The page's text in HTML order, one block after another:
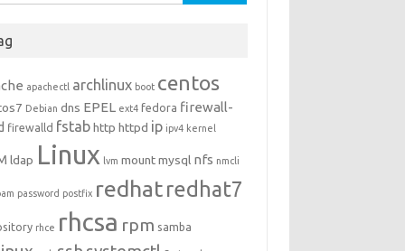
apachectl archlinux boot centos
Debian dns EPEL ext4 fedora firewall-
firewalld fstab http httpd ip ipv4 kernel
ldap Linux lvm mount mysql nfs nmcli
password postfix redhatredhat7
rhce rhcsa rpm samba